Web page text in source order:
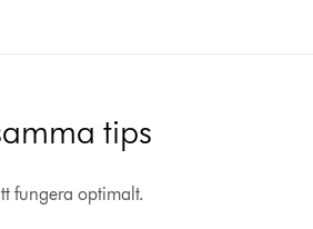
tips
fungera optimalt.